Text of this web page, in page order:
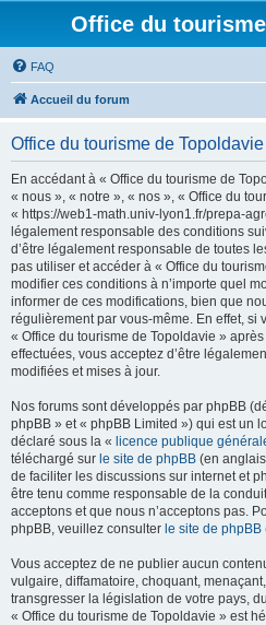
Office du
FAQ
Accueil du forum
Office du tourisme de
En accédant à « Office du tourisme de
« nous », « notre », « nos », « Office du
« https://web1-math.univ-lyon1.fr/prepa-
légalement responsable des conditions
d’être légalement responsable de toutes
pas utiliser et accéder à « Office du
modifier ces conditions à n’importe quel
informer de ces modifications, bien que
régulièrement par vous-même. En effet, si
« Office du tourisme de Topoldavie »
effectuées, vous acceptez d’être
modifiées et mises à jour.
Nos forums sont développés par phpBB
phpBB » et « phpBB Limited ») qui est un
déclaré sous la « licence publique
téléchargé sur le site de phpBB (en
de faciliter les discussions sur internet et
être tenu comme responsable de la
acceptons et que nous n’acceptons pas.
phpBB, veuillez consulter le site de phpBB
Vous acceptez de ne publier aucun
vulgaire, diffamatoire, choquant,
transgresser la législation de votre pays,
« Office du tourisme de Topoldavie » est